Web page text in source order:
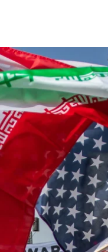
США під час протестів,
/ Getty Images
угоди,
про
заявив
, що
чого
, — наголосив він.